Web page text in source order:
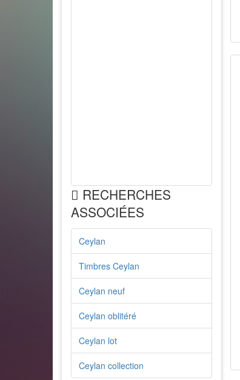
RECHERCHES
ASSOCIÉES
Ceylan
Timbres Ceylan
Ceylan neuf
Ceylan oblitéré
Ceylan lot
Ceylan collection